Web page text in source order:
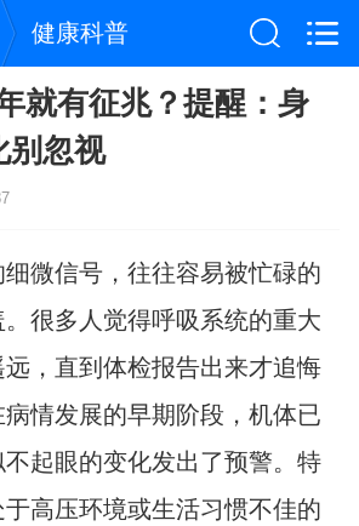
健康科普
就有征兆？提醒：身
别忽视
微信号，往往容易被忙碌的
很多人觉得呼吸系统的重大
，直到体检报告出来才追悔
情发展的早期阶段，机体已
起眼的变化发出了预警。特
高压环境或生活习惯不佳的